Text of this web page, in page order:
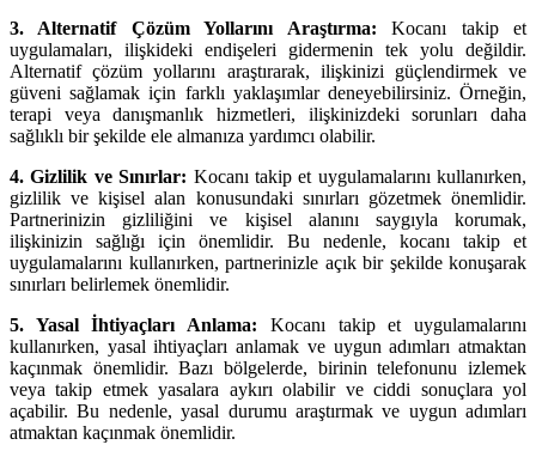
3. Alternatif Çözüm Yollarını Araştırma: Kocanı takip et
uygulamaları, ilişkideki endişeleri gidermenin tek yolu değildir.
Alternatif çözüm yollarını araştırarak, ilişkinizi güçlendirmek ve
güveni sağlamak için farklı yaklaşımlar deneyebilirsiniz. Örneğin,
terapi veya danışmanlık hizmetleri, ilişkinizdeki sorunları daha
sağlıklı bir şekilde ele almanıza yardımcı olabilir.
4. Gizlilik ve Sınırlar: Kocanı takip et uygulamalarını kullanırken,
gizlilik ve kişisel alan konusundaki sınırları gözetmek önemlidir.
Partnerinizin gizliliğini ve kişisel alanını saygıyla korumak,
ilişkinizin sağlığı için önemlidir. Bu nedenle, kocanı takip et
uygulamalarını kullanırken, partnerinizle açık bir şekilde konuşarak
sınırları belirlemek önemlidir.
5. Yasal İhtiyaçları Anlama: Kocanı takip et uygulamalarını
kullanırken, yasal ihtiyaçları anlamak ve uygun adımları atmaktan
kaçınmak önemlidir. Bazı bölgelerde, birinin telefonunu izlemek
veya takip etmek yasalara aykırı olabilir ve ciddi sonuçlara yol
açabilir. Bu nedenle, yasal durumu araştırmak ve uygun adımları
atmaktan kaçınmak önemlidir.